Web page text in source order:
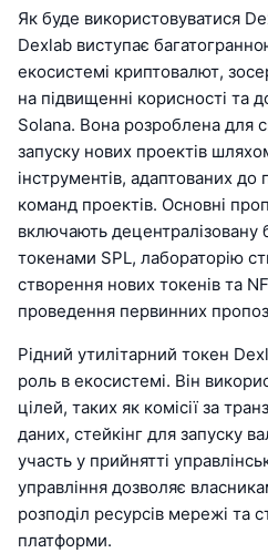
Як буде використовуватися
Dexlab виступає
екосистемі криптовалют,
на підвищенні корисності та
Solana. Вона розроблена для
запуску нових проектів
інструментів, адаптованих до
команд проектів. Основні
включають децентралізовану
токенами SPL, лабораторію
створення нових токенів та
проведення первинних
Рідний утилітарний токен
роль в екосистемі. Він
цілей, таких як комісії за
даних, стейкінг для запуску
участь у прийнятті
управління дозволяє
розподіл ресурсів мережі та
платформи.